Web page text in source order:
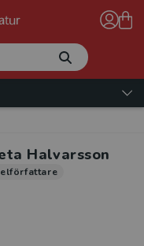
Halvarsson